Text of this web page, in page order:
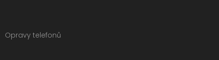
Opravy telefonů